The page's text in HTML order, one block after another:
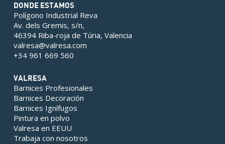
DONDE ESTAMOS
Polígono Industrial Reva
Av. dels Gremis, s/n,
46394 Riba-roja de Túria, Valencia
valresa@valresa.com
+34 961 669 560
VALRESA
Barnices Profesionales
Barnices Decoración
Barnices Ignífugos
Pintura en polvo
Valresa en EEUU
Trabaja con nosotros